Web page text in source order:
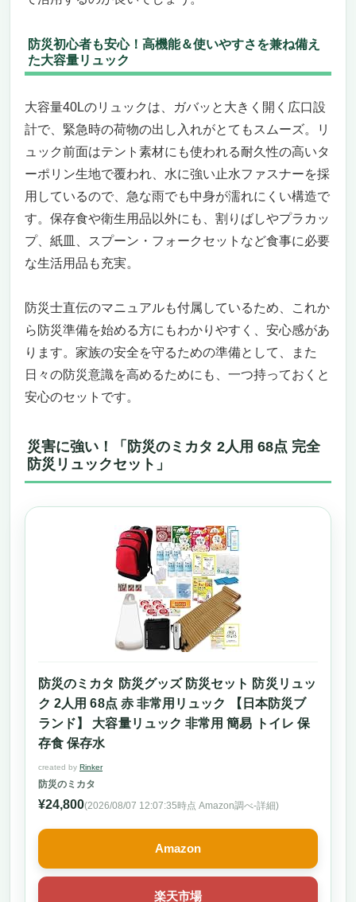
防災初心者も安心！高機能＆使いやすさを兼ね備え
た大容量リュック
大容量40Lのリュックは、ガバッと大きく開く広口設
計で、緊急時の荷物の出し入れがとてもスムーズ。リ
ュック前面はテント素材にも使われる耐久性の高いタ
ーポリン生地で覆われ、水に強い止水ファスナーを採
用しているので、急な雨でも中身が濡れにくい構造で
す。保存食や衛生用品以外にも、割りばしやプラカッ
プ、紙皿、スプーン・フォークセットなど食事に必要
な生活用品も充実。
防災士直伝のマニュアルも付属しているため、これか
ら防災準備を始める方にもわかりやすく、安心感があ
ります。家族の安全を守るための準備として、また
日々の防災意識を高めるためにも、一つ持っておくと
安心のセットです。
災害に強い！「防災のミカタ 2人用 68点 完全
防災リュックセット」
防災のミカタ 防災グッズ 防災セット 防災リュッ
ク 2人用 68点 赤 非常用リュック 【日本防災ブ
ランド】 大容量リュック 非常用 簡易 トイレ 保
存食 保存水
created by Rinker
防災のミカタ
¥24,800(2026/08/07 12:07:35時点 Amazon調べ-詳細)
Amazon
楽天市場